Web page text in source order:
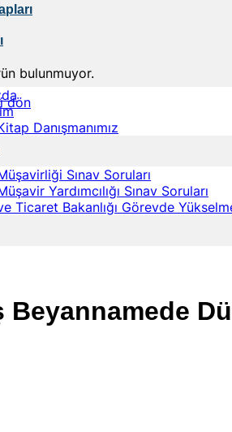
bulunmuyor.
dön
Danışmanımız
Sınav Soruları
Yardımcılığı Sınav Soruları
Ticaret Bakanlığı Görevde
Beyannamede